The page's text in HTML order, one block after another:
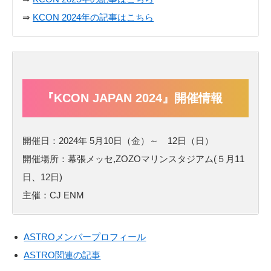
⇒ KCON 2024年の記事はこちら
『KCON JAPAN 2024』開催情報
開催日：2024年 5月10日（金）～ 12日（日）
開催場所：幕張メッセ,ZOZOマリンスタジアム(５月11
日、12日)
主催：CJ ENM
ASTROメンバープロフィール
ASTRO関連の記事